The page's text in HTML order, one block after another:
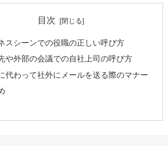
目次
スシーンでの役職の正しい呼び方
や外部の会議での自社上司の呼び方
代わって社外にメールを送る際のマナー